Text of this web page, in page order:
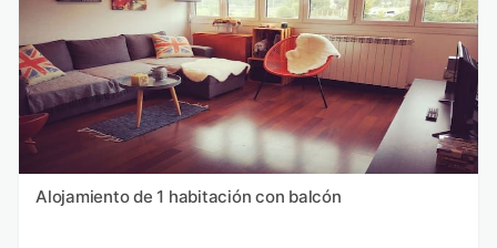
Alojamiento de 1 habitación con balcón